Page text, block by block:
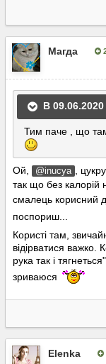
Магда
В
Тим паче , що
Ой, @inucya ,
так що без
смалець корисний
поспориш...
Користі там,
відірватися
рука так і
зриваюся
Elenka